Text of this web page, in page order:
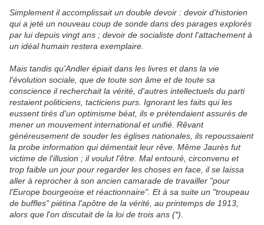
Simplement il accomplissait un double devoir : devoir d'historien
qui a jeté un nouveau coup de sonde dans des parages explorés
par lui depuis vingt ans ; devoir de socialiste dont l'attachement à
un idéal humain restera exemplaire.
Mais tandis qu'Andler épiait dans les livres et dans la vie
l'évolution sociale, que de toute son âme et de toute sa
conscience il recherchait la vérité, d'autres intellectuels du parti
restaient politiciens, tacticiens purs. Ignorant les faits qui les
eussent tirés d'un optimisme béat, ils e prétendaient assurés de
mener un mouvement international et unifié. Rêvant
généreusement de souder les églises nationales, ils repoussaient
la probe information qui démentait leur rêve. Même Jaurès fut
victime de l'illusion ; il voulut l'être. Mal entouré, circonvenu et
trop faible un jour pour regarder les choses en face, il se laissa
aller à reprocher à son ancien camarade de travailler "pour
l'Europe bourgeoise et réactionnaire". Et à sa suite un "troupeau
de buffles" piétina l'apôtre de la vérité, au printemps de 1913,
alors que l'on discutait de la loi de trois ans (*).